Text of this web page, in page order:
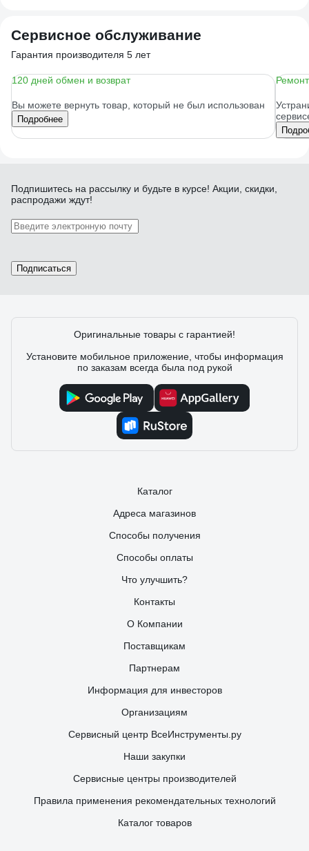
Сервисное обслуживание
Гарантия производителя 5 лет
120 дней обмен и возврат
Вы можете вернуть товар, который не был использован
Подробнее
Подпишитесь на рассылку и будьте в курсе! Акции, скидки,
распродажи ждут!
Подписаться
Оригинальные товары с гарантией!
Установите мобильное приложение, чтобы информация
по заказам всегда была под рукой
Каталог
Адреса магазинов
Способы получения
Способы оплаты
Что улучшить?
Контакты
О Компании
Поставщикам
Партнерам
Информация для инвесторов
Организациям
Сервисный центр ВсеИнструменты.ру
Наши закупки
Сервисные центры производителей
Правила применения рекомендательных технологий
Каталог товаров